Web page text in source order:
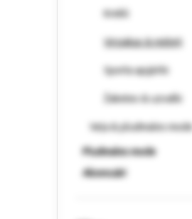
Krekli
Virsjakas & mēteļi
Sporta apģērbi
Žaketes & uzvalki
Veļa & pludmales mode
Pludmales mode
Aksesuāri